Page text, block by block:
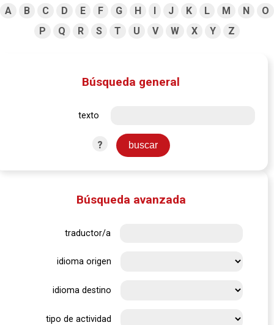
A B C D E F G H I J K L M N
O
P
Q R S T U V W X Y Z
Búsqueda general
texto
?
Búsqueda avanzada
traductor/a
idioma origen
idioma destino
tipo de actividad